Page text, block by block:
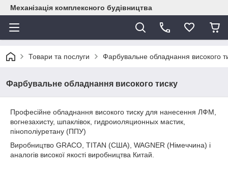
Механізація комплексного будівництва
Товари та послуги Фарбувальне обладнання високого
Фарбувальне обладнання високого тиску
Професійне обладнання високого тиску для нанесення ЛФМ,
вогнезахисту, шпаклівок, гидроиоляционных мастик,
пінополіуретану (ППУ)
Виробництво GRACO, TITAN (США), WAGNER (Німеччина) і
аналогів високої якості виробництва Китай.